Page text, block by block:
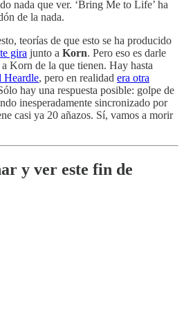
nada que ver. ‘Bring Me to Life’ ha
de la nada.
teorías de que esto se ha producido
gira junto a Korn. Pero eso es darle
Korn de la que tienen. Hay hasta
Heardle, pero en realidad era otra
hay una respuesta posible: golpe de
inesperadamente sincronizado por
casi ya 20 añazos. Sí, vamos a morir
y ver este fin de